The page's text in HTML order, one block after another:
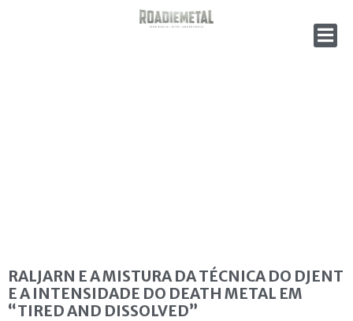
RALJARN E A MISTURA DA TÉCNICA DO DJENT
E A INTENSIDADE DO DEATH METAL EM
“TIRED AND DISSOLVED”